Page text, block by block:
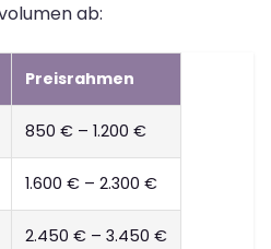
ab:
Preisrahmen
850 € – 1.200 €
1.600 € – 2.300 €
2.450 € – 3.450 €